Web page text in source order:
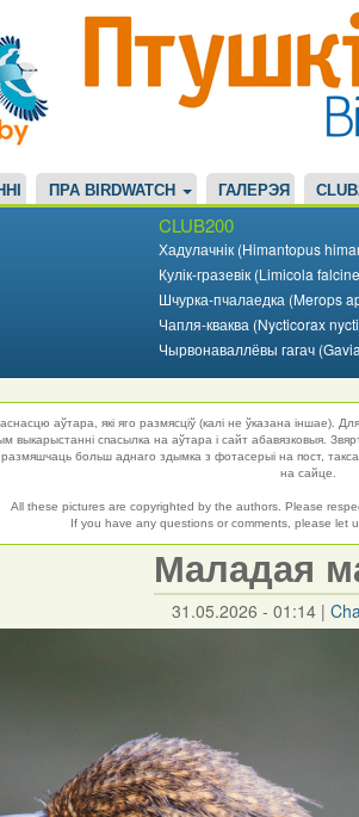
ПРА BIRDWATCH ГАЛЕРЭЯ
CLUB200
Хадулачнік (Himantopus
Кулік-гразевік (Limicola
Шчурка-пчалаедка (Merops
Чапля-кваква (Nycticorax
Чырвонаваллёвы гагач
аўтара, які яго размясціў (калі не ўказана іншае).
выкарыстанні спасылка на аўтара і сайт абавязковыя.
больш аднаго здымка з фотасерыі на пост,
на сайце.
All these pictures are copyrighted by the authors. Please
If you have any questions or comments, please let
Маладая
31.05.2026 - 01:14|